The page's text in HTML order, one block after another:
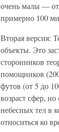
очень малы — от
примерно 100
Вторая версия:
объекты. Это
сторонников
помощников
футов (от 5 до
возраст сфер,
небесных тел в
относиться ко